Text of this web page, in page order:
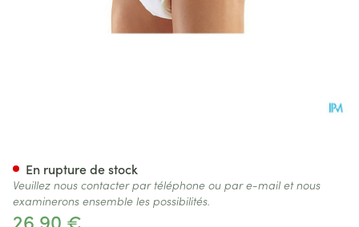
26,90 €
En rupture de stock
Veuillez nous contacter par téléphone ou par e-mail et nous
examinerons ensemble les possibilités.